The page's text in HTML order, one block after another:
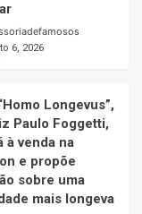
6, 2026
Longevus”,
Paulo Foggetti,
à venda na
e propõe
sobre uma
mais longeva